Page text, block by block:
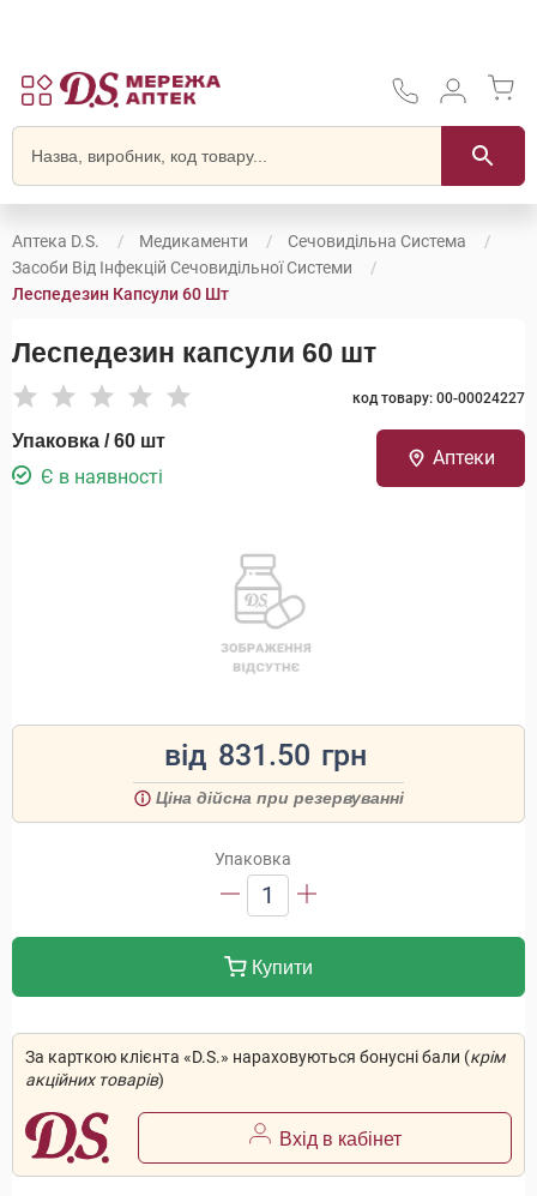
Аптека D.S. Медикаменти
Сечовидільна Система
Засоби Від Інфекцій Сечовидільної Системи
Леспедезин Капсули 60 Шт
Леспедезин капсули 60 шт
код товару: 00-00024227
Упаковка / 60 шт
Є в наявності
Аптеки
від 831.50 грн
Ціна дійсна при резервуванні
Упаковка
1
Купити
За карткою клієнта «D.S.» нараховуються бонусні бали (крім
акційних товарів)
Вхід в кабінет